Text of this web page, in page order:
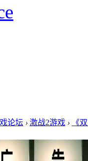
论坛 › 激战2游戏 ›
《